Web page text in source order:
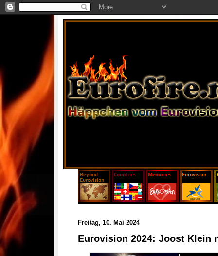
Freitag, 10. Mai 2024
Eurovision 2024: Joost Klein